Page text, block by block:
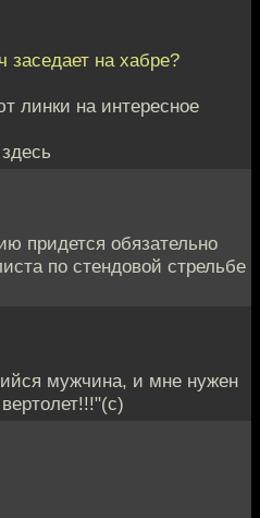
на хабре?
линки на интересное
придется обязательно
по стендовой стрельбе
мужчина, и мне нужен